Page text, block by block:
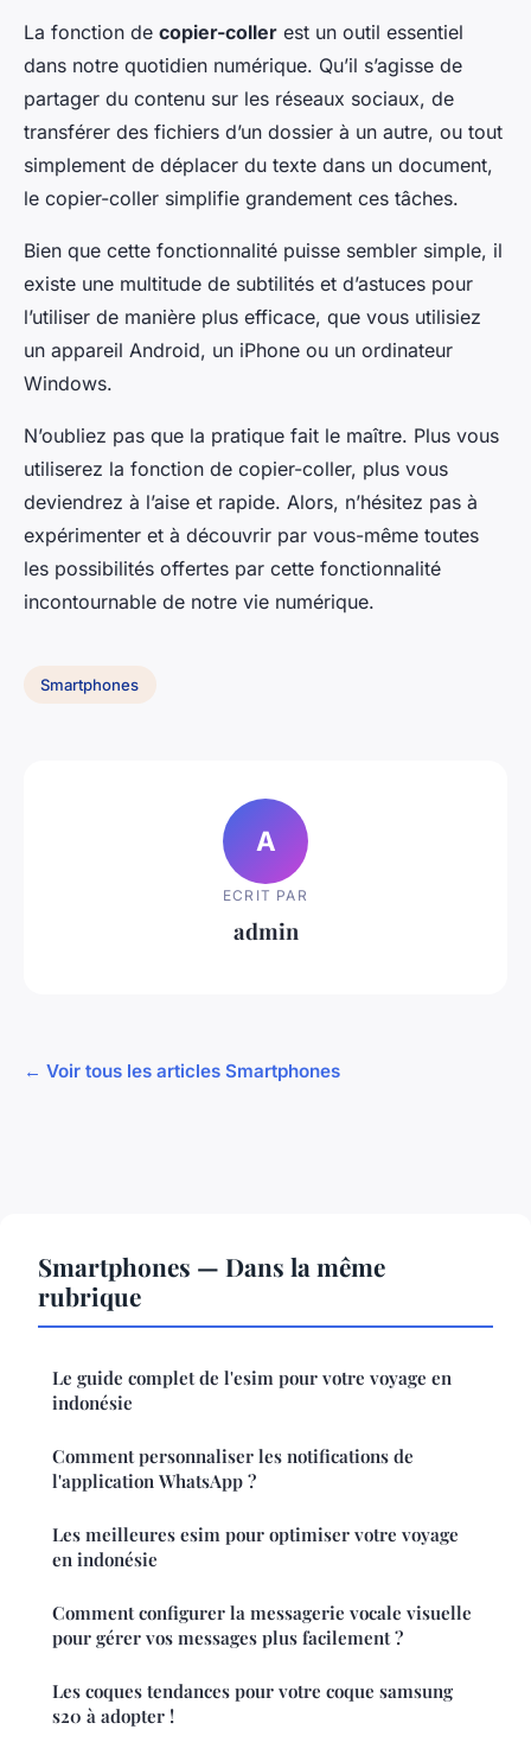
La fonction de copier-coller est un outil essentiel
dans notre quotidien numérique. Qu’il s’agisse de
partager du contenu sur les réseaux sociaux, de
transférer des fichiers d’un dossier à un autre, ou tout
simplement de déplacer du texte dans un document,
le copier-coller simplifie grandement ces tâches.
Bien que cette fonctionnalité puisse sembler simple, il
existe une multitude de subtilités et d’astuces pour
l’utiliser de manière plus efficace, que vous utilisiez
un appareil Android, un iPhone ou un ordinateur
Windows.
N’oubliez pas que la pratique fait le maître. Plus vous
utiliserez la fonction de copier-coller, plus vous
deviendrez à l’aise et rapide. Alors, n’hésitez pas à
expérimenter et à découvrir par vous-même toutes
les possibilités offertes par cette fonctionnalité
incontournable de notre vie numérique.
Smartphones
A
ECRIT PAR
admin
← Voir tous les articles Smartphones
Smartphones — Dans la même
rubrique
Le guide complet de l'esim pour votre voyage en
indonésie
Comment personnaliser les notifications de
l'application WhatsApp ?
Les meilleures esim pour optimiser votre voyage
en indonésie
Comment configurer la messagerie vocale visuelle
pour gérer vos messages plus facilement ?
Les coques tendances pour votre coque samsung
s20 à adopter !